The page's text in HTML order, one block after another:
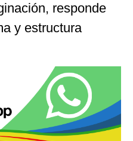
responde
y estructura